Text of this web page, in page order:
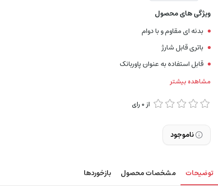
ویژگی های محصول
بدنه ای مقاوم و با دوام
باتری قابل شارژ
قابل استفاده به عنوان پاوربانک
مشاهده بیشتر
از0 رای
ناموجود
توضیحات مشخصات محصول بازخوردها